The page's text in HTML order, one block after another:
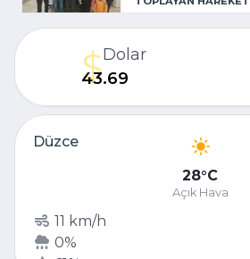
Dolar
43.69
Düzce
28 C
Açık Hava
11 km/h
0%